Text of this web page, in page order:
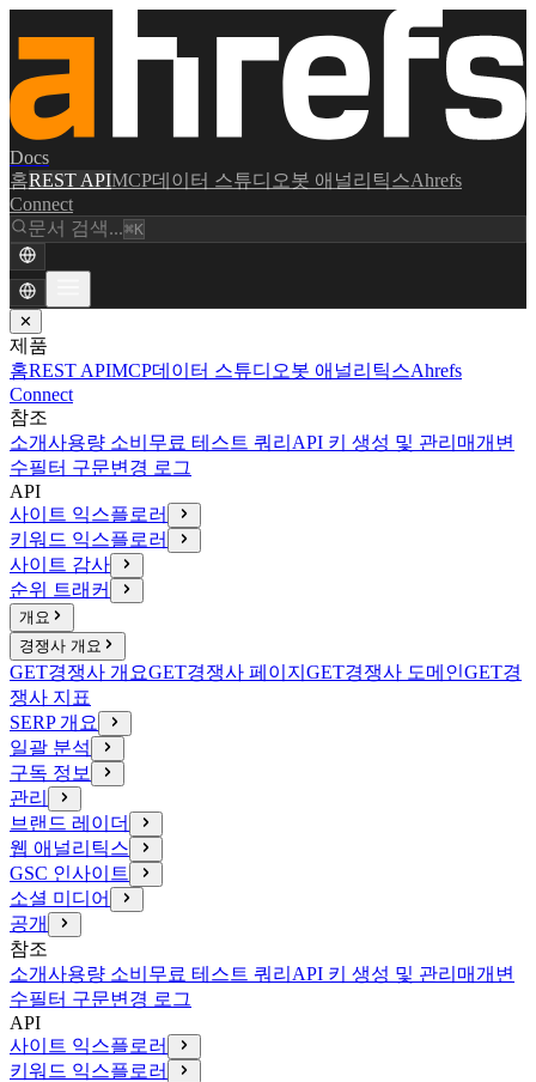
Docs
홈REST APIMCP데이터 스튜디오봇 애널리틱스Ahrefs
Connect
문서 검색...⌘K
✕
제품
홈REST APIMCP데이터 스튜디오봇 애널리틱스Ahrefs
Connect
참조
소개사용량 소비 무료 테스트 쿼리 API 키 생성 및 관리 매개변
수필터 구문변경 로그
API
사이트 익스플로러
키워드 익스플로러
사이트 감사
순위 트래커
개요
경쟁사 개요
GET경쟁사 개요GET경쟁사 페이지 GET경쟁사 도메인GET경
쟁사 지표
SERP 개요
일괄 분석
구독 정보
관리
브랜드 레이더
웹 애널리틱스
GSC 인사이트
소셜 미디어
공개
참조
소개사용량 소비 무료 테스트 쿼리 API 키 생성 및 관리 매개변
수필터 구문변경 로그
API
사이트 익스플로러
키워드 익스플로러